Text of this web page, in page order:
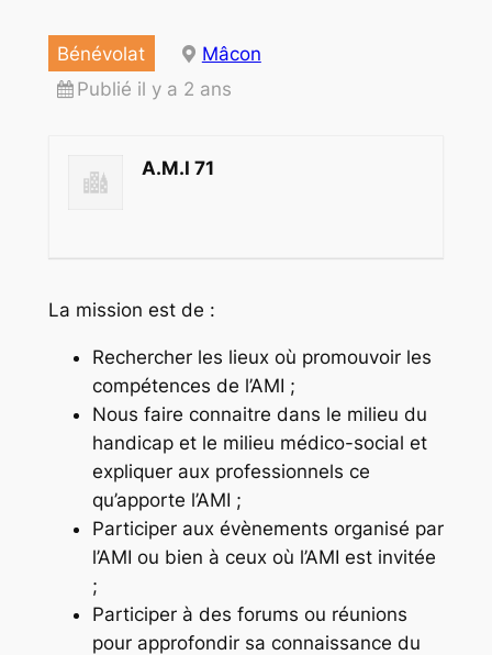
Bénévolat
Mâcon
Publié il y a 2 ans
A.M.I 71
La mission est de :
Rechercher les lieux où promouvoir les
compétences de l’AMI ;
Nous faire connaitre dans le milieu du
handicap et le milieu médico-social et
expliquer aux professionnels ce
qu’apporte l’AMI ;
Participer aux évènements organisé par
l’AMI ou bien à ceux où l’AMI est invitée
;
Participer à des forums ou réunions
pour approfondir sa connaissance du